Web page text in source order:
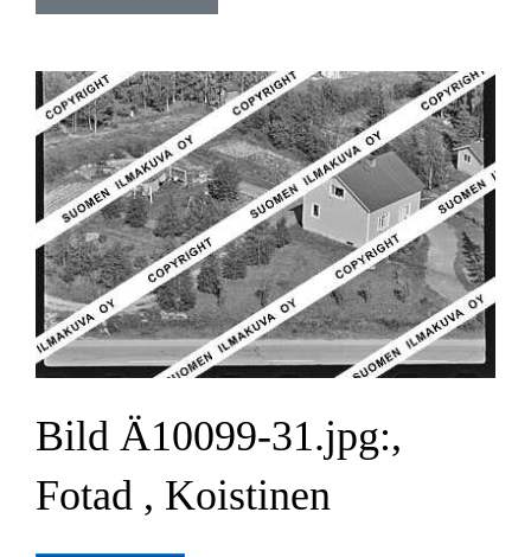
Bild Ä10099-31.jpg:,
Fotad , Koistinen